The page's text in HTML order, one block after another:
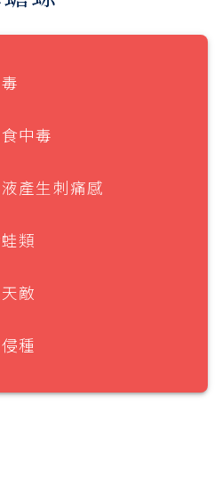
中毒
產生刺痛感
類
敵
種